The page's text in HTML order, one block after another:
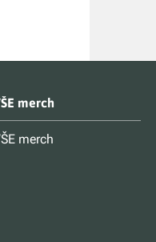
merch
merch